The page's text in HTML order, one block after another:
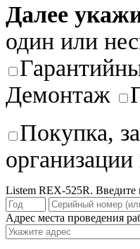
Далее
один или
Демонтаж
Покупка,
Listem REX-525R.
Адрес места проведения